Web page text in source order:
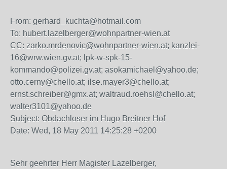
From: gerhard_kuchta@hotmail.com
To: hubert.lazelberger@wohnpartner-wien.at
CC: zarko.mrdenovic@wohnpartner-wien.at; kanzlei-
16@wrw.wien.gv.at; lpk-w-spk-15-
kommando@polizei.gv.at; asokamichael@yahoo.de;
otto.cerny@chello.at; ilse.mayer3@chello.at;
ernst.schreiber@gmx.at; waltraud.roehsl@chello.at;
walter3101@yahoo.de
Subject: Obdachloser im Hugo Breitner Hof
Date: Wed, 18 May 2011 14:25:28 +0200
Sehr geehrter Herr Magister Lazelberger,